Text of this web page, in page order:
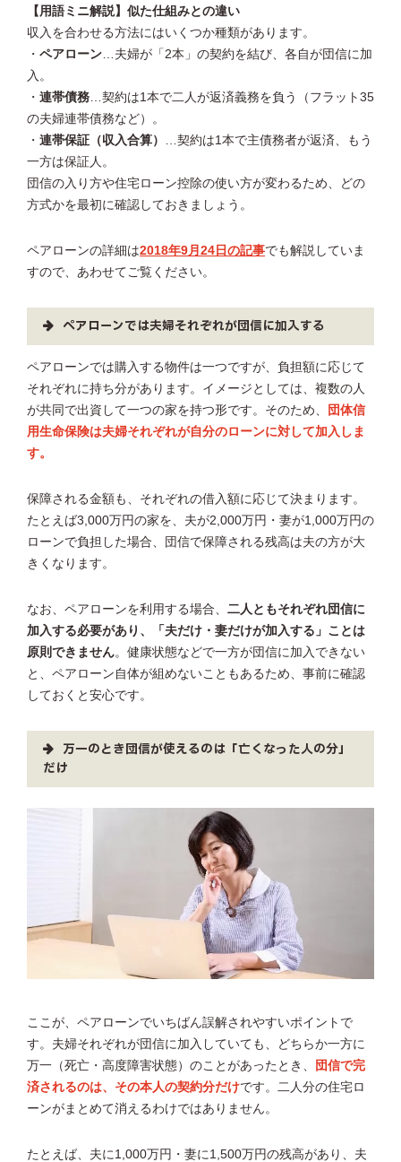
【用語ミニ解説】似た仕組みとの違い
収入を合わせる方法にはいくつか種類があります。
・ ペアローン …夫婦が「2本」の契約を結び、各自が団信に加
入。
・ 連帯債務 …契約は1本で二人が返済義務を負う（フラット35
の夫婦連帯債務など）。
・ 連帯保証（収入合算）
…契約は1本で主債務者が返済、もう
一方は保証人。
団信の入り方や住宅ローン控除の使い方が変わるため、どの
方式かを最初に確認しておきましょう。
ペアローンの詳細は2018年9月24日の記事でも解説していま
すので、あわせてご覧ください。
ペアローンでは夫婦それぞれが団信に加入する
ペアローンでは購入する物件は一つですが、負担額に応じて
それぞれに持ち分があります。イメージとしては、複数の人
が共同で出資して一つの家を持つ形です。そのため、
団体信
用生命保険は夫婦それぞれが自分のローンに対して加入しま
す。
保障される金額も、それぞれの借入額に応じて決まります。
たとえば3,000万円の家を、夫が2,000万円・妻が1,000万円の
ローンで負担した場合、団信で保障される残高は夫の方が大
きくなります。
なお、ペアローンを利用する場合、 二人ともそれぞれ団信に
加入する必要があり、「夫だけ・妻だけが加入する」ことは
原則できません。健康状態などで一方が団信に加入できない
と、ペアローン自体が組めないこともあるため、事前に確認
しておくと安心です。
万一のとき団信が使えるのは「亡くなった人の分」
だけ
ここが、ペアローンでいちばん誤解されやすいポイントで
す。夫婦それぞれが団信に加入していても、どちらか一方に
万一（死亡・高度障害状態）のことがあったとき、
団信で完
済されるのは、その本人の契約分だけです。二人分の住宅ロ
ーンがまとめて消えるわけではありません。
たとえば、夫に1,000万円・妻に1,500万円の残高があり、夫